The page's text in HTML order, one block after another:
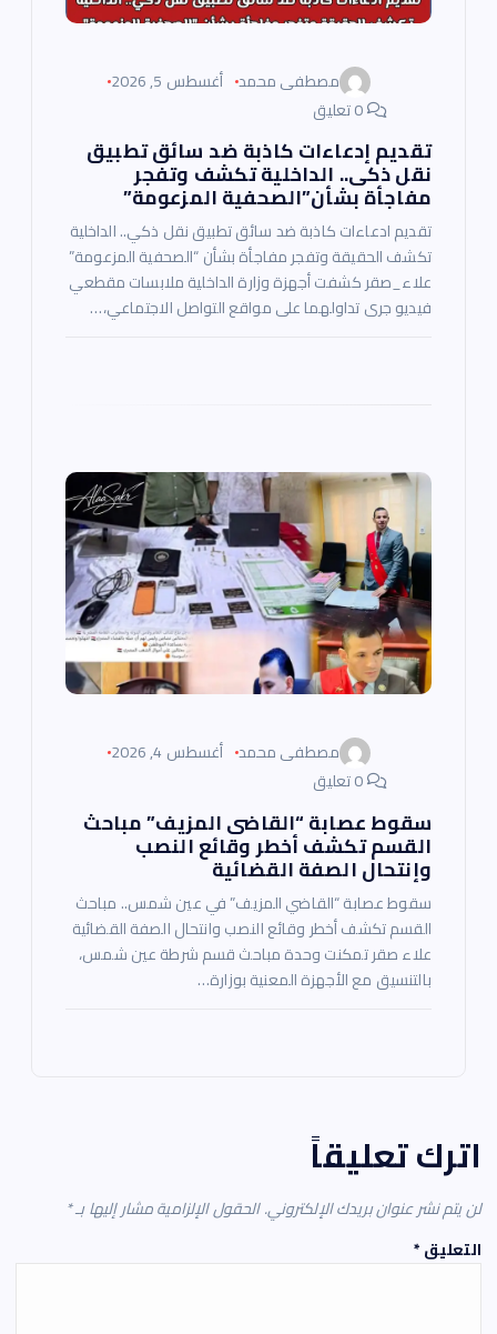
مصطفى محمد أغسطس 5, 2026
تقديم إدعاءات كاذبة ضد سائق تطبيق
نقل ذكى.. الداخلية تكشف وتفجر
مفاجأة بشأن”الصحفية المزعومة”
تقديم ادعاءات كاذبة ضد سائق تطبيق نقل ذكي.. الداخلية
تكشف الحقيقة وتفجر مفاجأة بشأن “الصحفية المزعومة”
علاء_صقر كشفت أجهزة وزارة الداخلية ملابسات مقطعي
فيديو جرى تداولهما على مواقع التواصل الاجتماعي،…
مصطفى محمد أغسطس 4, 2026
سقوط عصابة “القاضى المزيف” مباحث
القسم تكشف أخطر وقائع النصب
وإنتحال الصفة القضائية
سقوط عصابة “القاضي المزيف” في عين شمس.. مباحث
القسم تكشف أخطر وقائع النصب وانتحال الصفة القضائية
علاء صقر تمكنت وحدة مباحث قسم شرطة عين شمس،
بالتنسيق مع الأجهزة المعنية بوزارة…
اترك تعليقاً
لن يتم نشر عنوان بريدك الإلكتروني.الحقول الإلزامية مشار إليها بـ*
التعليق*